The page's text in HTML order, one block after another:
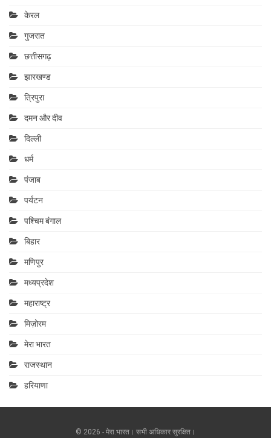
केरल
गुजरात
छत्तीसगढ़
झारखण्ड
त्रिपुरा
दमन और दीव
दिल्ली
धर्म
पंजाब
पर्यटन
पश्चिम बंगाल
बिहार
मणिपुर
मध्यप्रदेश
महाराष्‍ट्र
मिज़ोरम
मेरा भारत
राजस्थान
हरियाणा
© 2026 - मेरा.भारत। सभी अधिकार सुरक्षित।